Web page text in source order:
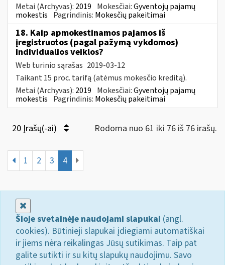
Metai (Archyvas): 2019 Mokesčiai:Gyventojų pajamų
mokestis Pagrindinis: Mokesčių pakeitimai
18. Kaip apmokestinamos pajamos iš
įregistruotos (pagal pažymą vykdomos)
individualios veiklos?
Web turinio sąrašas 2019-03-12
Taikant 15 proc. tarifą (atėmus mokesčio kreditą).
Metai (Archyvas): 2019 Mokesčiai:Gyventojų pajamų
mokestis Pagrindinis: Mokesčių pakeitimai
20 Įrašų(-ai) Rodoma nuo 61 iki 76 iš 76 irašų.
1 2 3 4
Šioje svetainėje naudojami slapukai (angl.
cookies). Būtinieji slapukai įdiegiami automatiškai
ir jiems nėra reikalingas Jūsų sutikimas. Taip pat
galite sutikti ir su kitų slapukų naudojimu. Savo